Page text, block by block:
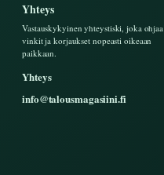
Yhteys
Vastauskykyinen yhteystiski, joka ohjaa
vinkit ja korjaukset nopeasti oikeaan
paikkaan.
Yhteys
info@talousmagasiini.fi